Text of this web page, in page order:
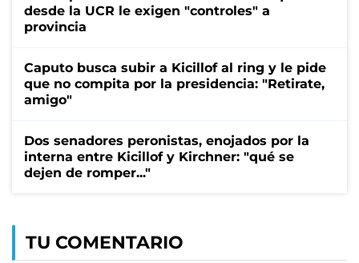
desde la UCR le exigen "controles" a
provincia
Caputo busca subir a Kicillof al ring y le pide
que no compita por la presidencia: "Retirate,
amigo"
Dos senadores peronistas, enojados por la
interna entre Kicillof y Kirchner: "qué se
dejen de romper..."
TU COMENTARIO